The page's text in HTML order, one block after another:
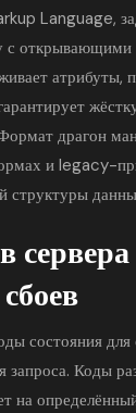
Language,
с
атрибуты,
драгон
и legacy-
структуры
состояния
запроса. Коды
на